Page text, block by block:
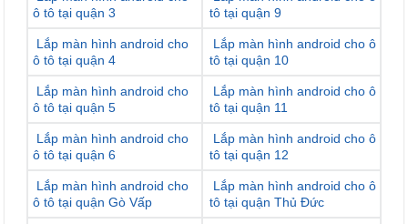
ô tô tại quận 3
tô tại quận 9
Lắp màn hình android cho
ô tô tại quận 4
Lắp màn hình android cho ô
tô tại quận 10
Lắp màn hình android cho
ô tô tại quận 5
Lắp màn hình android cho ô
tô tại quận 11
Lắp màn hình android cho
ô tô tại quận 6
Lắp màn hình android cho ô
tô tại quận 12
Lắp màn hình android cho
ô tô tại quận Gò Vấp
Lắp màn hình android cho ô
tô tại quận Thủ Đức